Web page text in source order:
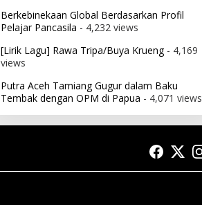
Berkebinekaan Global Berdasarkan Profil
Pelajar Pancasila - 4,232 views
[Lirik Lagu] Rawa Tripa/Buya Krueng- 4,169
views
Putra Aceh Tamiang Gugur dalam Baku
Tembak dengan OPM di Papua - 4,071 views